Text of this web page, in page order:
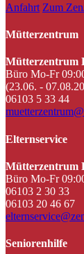
Anfahrt Zum
Mütterzentrum
Mütterzentrum
Büro Mo-Fr
(23.06. -
06103 5 33 44
Elternservice
Mütterzentrum
Büro Mo-Fr
06103 2 30 33
06103 20 46 67
Seniorenhilfe